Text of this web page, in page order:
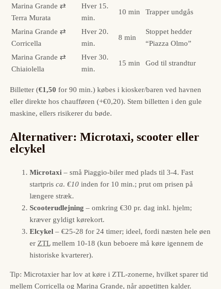
Marina Grande ⇄
Terra Murata
Hver 15.
min.
10 min Trapper undgås
Marina Grande ⇄
Corricella
Hver 20.
min.
8 min
Stoppet hedder
“Piazza Olmo”
Marina Grande ⇄
Chiaiolella
Hver 30.
min.
15 min God til strandtur
Billetter (€1,50 for 90 min.) købes i kiosker/baren ved havnen
eller direkte hos chaufføren (+€0,20). Stem billetten i den gule
maskine, ellers risikerer du bøde.
Alternativer: Microtaxi, scooter eller
elcykel
Microtaxi – små Piaggio-biler med plads til 3-4. Fast
startpris ca. €10 inden for 10 min.; prut om prisen på
længere stræk.
Scooterudlejning – omkring €30 pr. dag inkl. hjelm;
kræver gyldigt kørekort.
Elcykel – €25-28 for 24 timer; ideel, fordi næsten hele øen
er ZTLmellem 10-18 (kun beboere må køre igennem de
historiske kvarterer).
Tip: Microtaxier har lov at køre i ZTL-zonerne, hvilket sparer tid
mellem Corricella og Marina Grande, når appetitten kalder.